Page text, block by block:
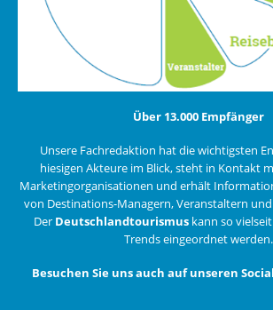
Über 13.000 Empfänger
Unsere Fachredaktion hat die wichtigsten
hiesigen Akteure im Blick, steht in Kontakt
Marketingorganisationen und erhält
von Destinations-Managern, Veranstaltern
Der Deutschlandtourismus kann so
Trends eingeordnet werden.
Besuchen Sie uns auch auf unseren